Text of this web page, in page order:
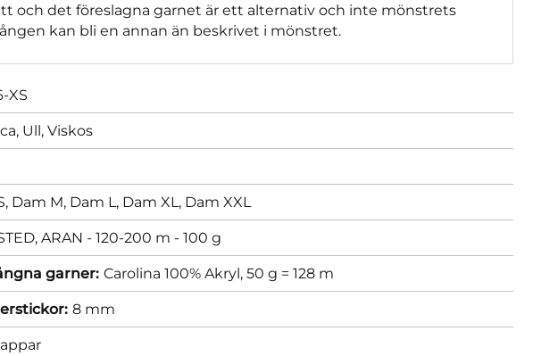
och det föreslagna garnet är ett alternativ och inte mönstrets
kan bli en annan än beskrivet i mönstret.
XS
Ull, Viskos
Dam M, Dam L, Dam XL, Dam XXL
ARAN - 120-200 m - 100 g
garner: Carolina 100% Akryl, 50 g = 128 m
8 mm